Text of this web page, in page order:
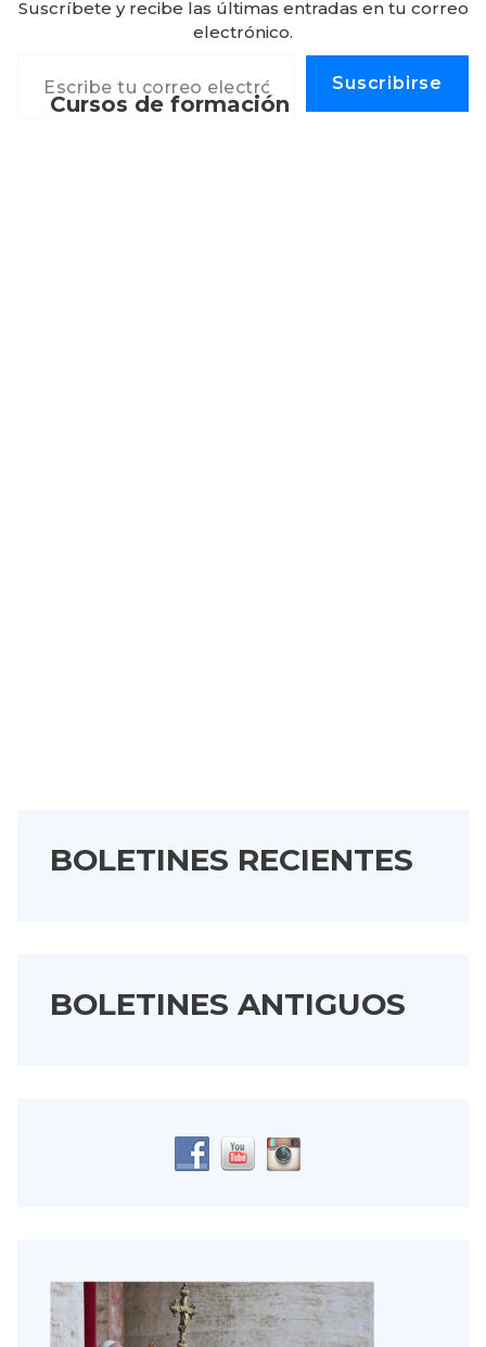
Cursos de formación
Suscríbete y recibe las últimas entradas en tu correo
electrónico.
Suscribirse
BOLETINES RECIENTES
BOLETINES ANTIGUOS